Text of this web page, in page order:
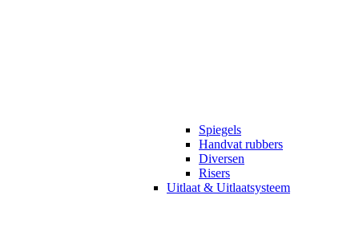
Spiegels
Handvat rubbers
Diversen
Risers
Uitlaat & Uitlaatsysteem